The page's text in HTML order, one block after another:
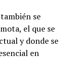
se
el que se
y donde se
en